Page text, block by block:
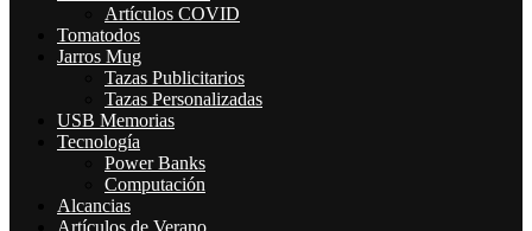
Artículos COVID
Tomatodos
Jarros Mug
Tazas Publicitarios
Tazas Personalizadas
USB Memorias
Tecnología
Power Banks
Computación
Alcancias